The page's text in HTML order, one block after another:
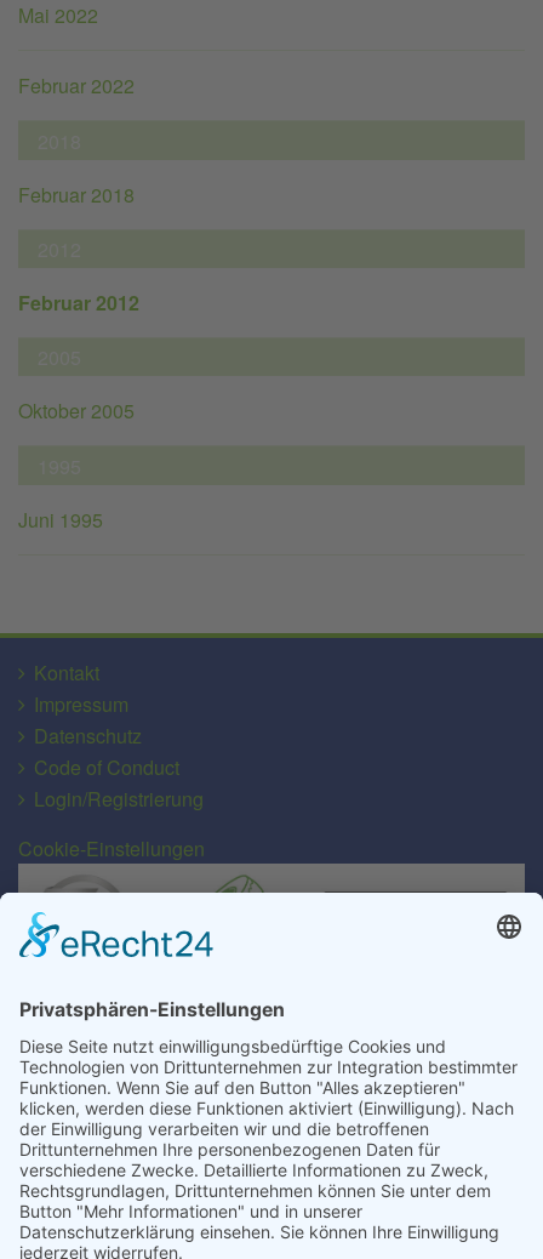
Mai 2022
Februar 2022
Februar 2018
Februar 2012
Oktober 2005
Juni 1995
Kontakt
Impressum
Datenschutz
Code of Conduct
Login/Registrierung
Cookie-Einstellungen
Transport für alle Abfall- und Schüttgutarten
EU-Lizenz-Nr.: D/Sn-063-ZWL
MRH Mülsen GmbH
Gewerbegebiet Gartenstraße 49/50
D-08132 Mülsen/OT St. Jacob
MRH Mülsen GmbH
In der Muna 8
D-15749 Mittenwalde/OT Töpchin